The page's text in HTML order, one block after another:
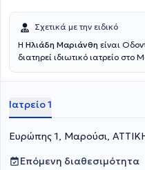
Σχετικά με την ειδικό
Η Ηλιάδη Μαριάνθη είναι
διατηρεί ιδιωτικό ιατρείο
και στην προσθετική σε
διαθέτει εμπειρία έχοντας
Ιατρείο 1
Ευρώπης 1, Μαρούσι,
Επόμενη διαθεσιμότητα